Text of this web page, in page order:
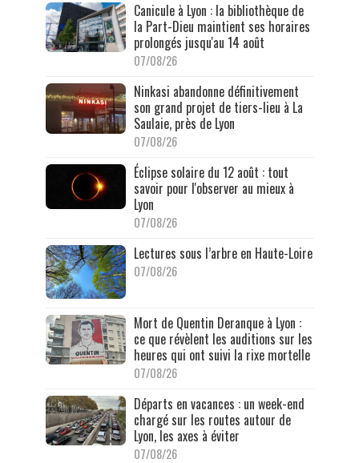
Canicule à Lyon : la bibliothèque de
la Part-Dieu maintient ses horaires
prolongés jusqu'au 14 août
07/08/26
Ninkasi abandonne définitivement
son grand projet de tiers-lieu à La
Saulaie, près de Lyon
07/08/26
Éclipse solaire du 12 août : tout
savoir pour l'observer au mieux à
Lyon
07/08/26
Lectures sous l’arbre en Haute-Loire
07/08/26
Mort de Quentin Deranque à Lyon :
ce que révèlent les auditions sur les
heures qui ont suivi la rixe mortelle
07/08/26
Départs en vacances : un week-end
chargé sur les routes autour de
Lyon, les axes à éviter
07/08/26